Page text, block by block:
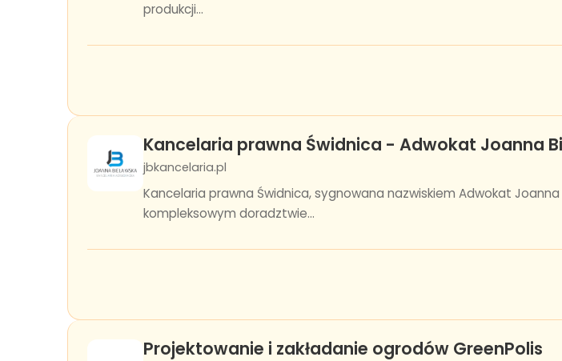
produkcji...
Kancelaria prawna Świdnica - Adwokat Joanna
jbkancelaria.pl
Kancelaria prawna Świdnica, sygnowana nazwiskiem Adwokat
kompleksowym doradztwie...
Projektowanie i zakładanie ogrodów GreenPolis